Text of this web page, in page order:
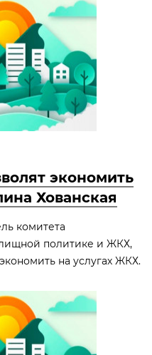
экономить
Хованская
комитета
политике и ЖКХ,
на услугах ЖКХ.